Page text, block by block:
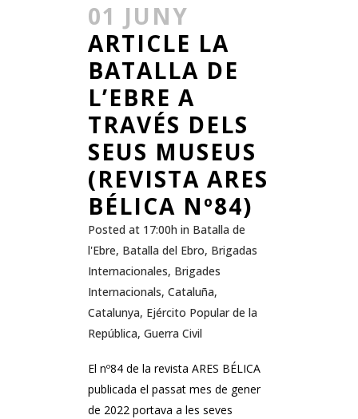
01 JUNY
ARTICLE LA
BATALLA DE
L’EBRE A
TRAVÉS DELS
SEUS MUSEUS
(REVISTA ARES
BÉLICA Nº84)
Posted at 17:00h in Batalla de
l'Ebre, Batalla del Ebro, Brigadas
Internacionales, Brigades
Internacionals, Cataluña,
Catalunya, Ejército Popular de la
República, Guerra Civil
El nº84 de la revista ARES BÉLICA
publicada el passat mes de gener
de 2022 portava a les seves